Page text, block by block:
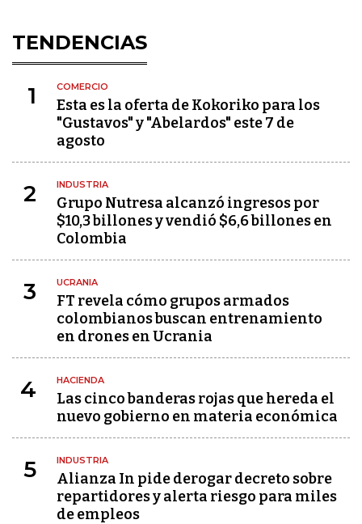
TENDENCIAS
1 COMERCIO
Esta es la oferta de Kokoriko para los
"Gustavos" y "Abelardos" este 7 de
agosto
2 INDUSTRIA
Grupo Nutresa alcanzó ingresos por
$10,3 billones y vendió $6,6 billones en
Colombia
3 UCRANIA
FT revela cómo grupos armados
colombianos buscan entrenamiento
en drones en Ucrania
4 HACIENDA
Las cinco banderas rojas que hereda el
nuevo gobierno en materia económica
5 INDUSTRIA
Alianza In pide derogar decreto sobre
repartidores y alerta riesgo para miles
de empleos